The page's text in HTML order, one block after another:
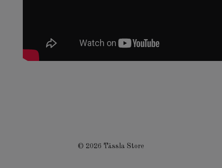
© 2026 Tässla Store